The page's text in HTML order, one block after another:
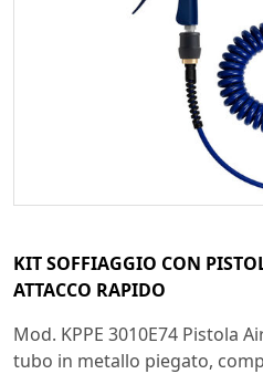
KIT SOFFIAGGIO CON
ATTACCO RAPIDO
Mod. KPPE 3010E74 Pistola
tubo in metallo piegato,